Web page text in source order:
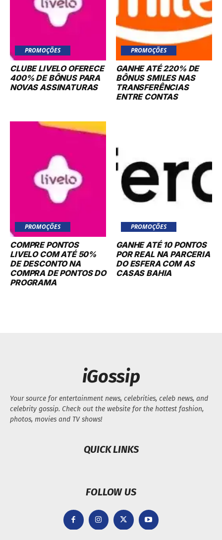
PROMOÇÕES
CLUBE LIVELO OFERECE
400% DE BÔNUS PARA
NOVAS ASSINATURAS
PROMOÇÕES
GANHE ATÉ 220% DE
BÔNUS SMILES NAS
TRANSFERÊNCIAS
ENTRE CONTAS
PROMOÇÕES
COMPRE PONTOS
LIVELO COM ATÉ 50%
DE DESCONTO NA
COMPRA DE PONTOS DO
PROGRAMA
PROMOÇÕES
GANHE ATÉ 10 PONTOS
POR REAL NA PARCERIA
DO ESFERA COM AS
CASAS BAHIA
iGossip
Your source for entertainment news, celebrities, celeb news, and
celebrity gossip. Check out the website for the hottest fashion,
photos, movies and TV shows!
QUICK LINKS
FOLLOW US